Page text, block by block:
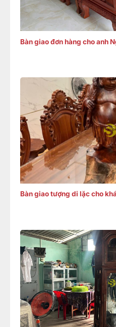
Bàn giao đơn hàng cho anh
Bàn giao tượng di lặc cho